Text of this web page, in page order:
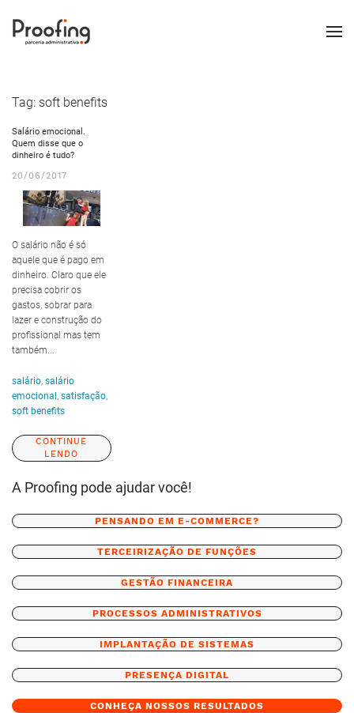
Tag: soft benefits
Salário emocional.
Quem disse que o
dinheiro é tudo?
20/06/2017
O salário não é só
aquele que é pago em
dinheiro. Claro que ele
precisa cobrir os
gastos, sobrar para
lazer e construção do
profissional mas tem
também...
salário, salário
emocional , satisfação,
soft benefits
CONTINUE
LENDO
A Proofing pode ajudar você!
PENSANDO EM E-COMMERCE?
TERCEIRIZAÇÃO DE FUNÇÕES
GESTÃO FINANCEIRA
PROCESSOS ADMINISTRATIVOS
IMPLANTAÇÃO DE SISTEMAS
PRESENÇA DIGITAL
CONHEÇA NOSSOS RESULTADOS